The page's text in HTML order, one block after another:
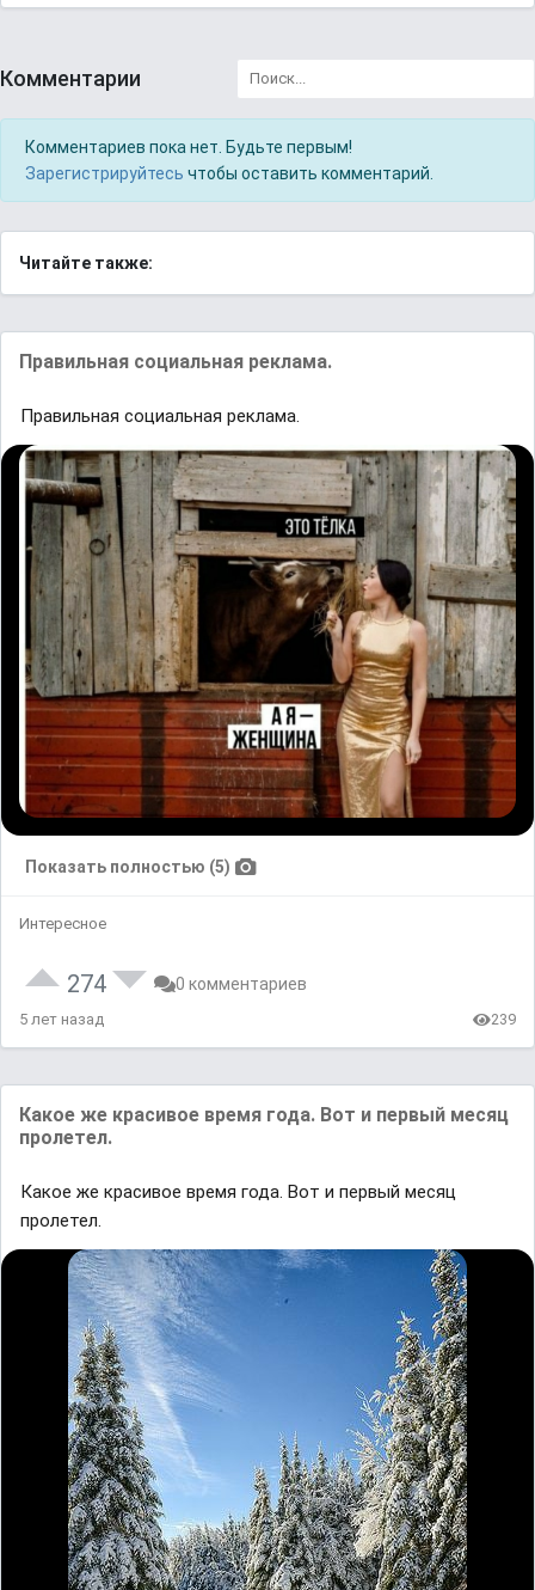
Комментарии
Комментариев пока нет. Будьте первым!
Зарегистрируйтесь чтобы оставить комментарий.
Читайте также:
Правильная социальная реклама.
Правильная социальная реклама.
Показать полностью (5)
Интересное
274 0 комментариев
5 лет назад 239
Какое же красивое время года. Вот и первый месяц
пролетел.
Какое же красивое время года. Вот и первый месяц
пролетел.